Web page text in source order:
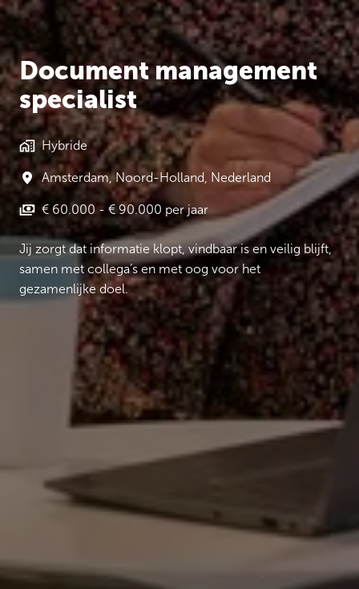
Document management
specialist
Hybride
Amsterdam, Noord-Holland, Nederland
€ 60.000 - € 90.000 per jaar
Jij zorgt dat informatie klopt, vindbaar is en veilig blijft,
samen met collega’s en met oog voor het
gezamenlijke doel.